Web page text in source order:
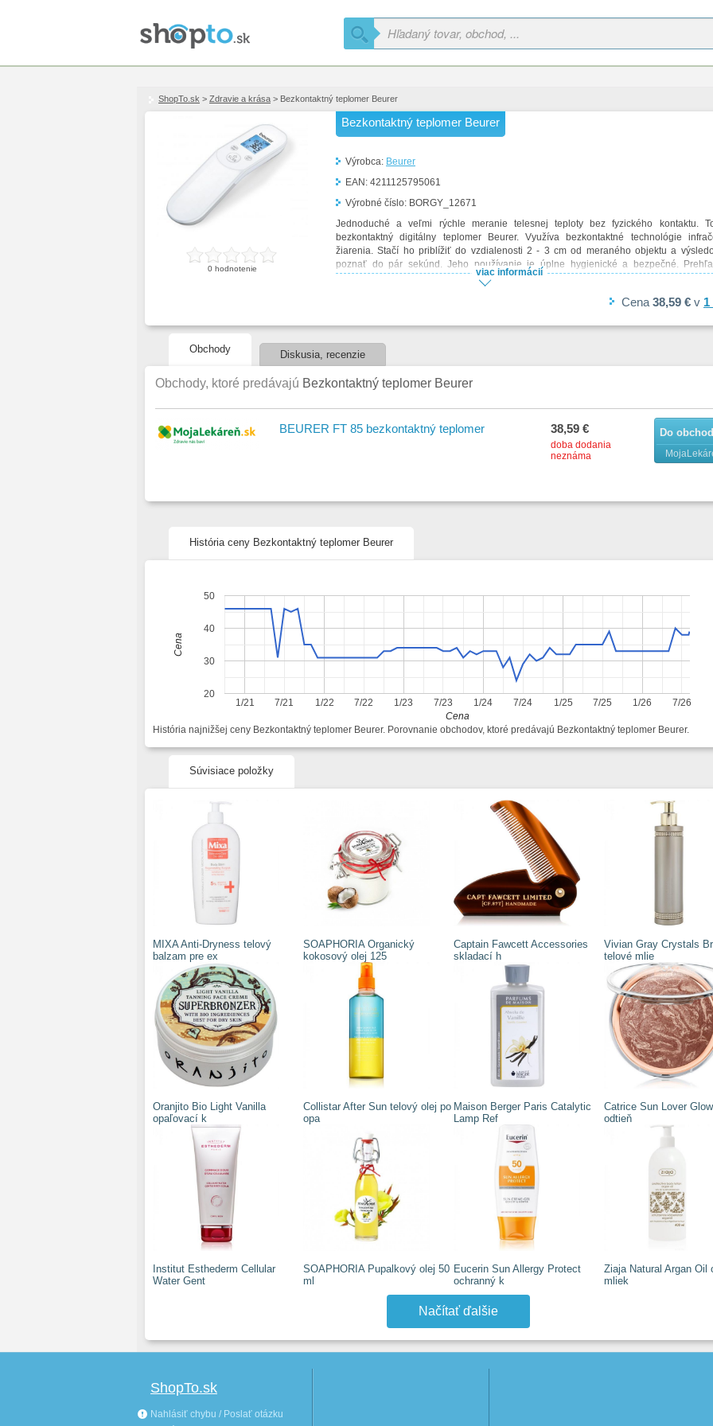
ShopTo.sk > Zdravie a krása > Bezkontaktný teplomer Beurer
Bezkontaktný teplomer Beurer
0hodnotenie
Výrobca: Beurer
EAN: 4211125795061
Výrobné číslo: BORGY_12671
Jednoduché a veľmi rýchle meranie telesnej teploty bez fyzického kontaktu.
bezkontaktný digitálny teplomer Beurer. Využíva bezkontaktné technológie
žiarenia. Stačí ho priblížiť do vzdialenosti 2 - 3 cm od meraného objektu a
poznať do pár sekúnd. Jeho používanie je úplne hygienické a bezpečné.
podsvietený displej zobrazuje okrem teploty aj dátum, čas a stav batérie. Pamäť na
možno zobraziť v ° C a ° F. Materiál: plast. Napájanie: 2 xbatérie 1,5V AAA.
F) Presnosť merania objektu: ± 4% alebo ± 2 ° C (± 4 ° F) pri 0 - 80 ° C\r
Bezkontaktný a presne meriaci\r
Používanie hygienické a bezpečné\r
Funkcia automatického vypnutia\r
Minimálna
viac informácií
Cena 38,59 € v 1
Obchody Diskusia, recenzie
Obchody, ktoré predávajú Bezkontaktný teplomer Beurer
BEURER FT 85 bezkontaktný teplomer Do
38,59 €
doba dodania
neznáma
História ceny Bezkontaktný teplomer Beurer
1/21 1/22 1/23 1/24 1/25 1/26
7/21 7/22 7/23 7/24 7/25 7/26
20
30
40
50
Cena
Cena
História najnižšej ceny Bezkontaktný teplomer Beurer. Porovnanie obchodov, ktoré predávajú Bezkontaktný teplomer Beurer.
Súvisiace položky
MIXA Anti-Dryness telový
balzam pre ex
SOAPHORIA Organický
kokosový olej 125
Captain Fawcett Accessories
skladací h
Vivian Gray Crystals
telové mlie
Oranjito Bio Light Vanilla
opaľovací k
Collistar After Sun telový olej po
opa
Maison Berger Paris Catalytic
Lamp Ref
Catrice Sun Lover
odtieň
Institut Esthederm Cellular
Water Gent
SOAPHORIA Pupalkový olej 50
ml
Eucerin Sun Allergy Protect
ochranný k
Ziaja Natural Argan Oil
mliek
Načítať ďalšie
ShopTo.sk
Nahlásiť chybu / Poslať otázku